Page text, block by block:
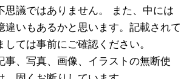
思議ではありません。 また、中には
違いもあるかと思います。記載されて
しては事前にご確認ください。
事、写真、画像、イラストの無断使